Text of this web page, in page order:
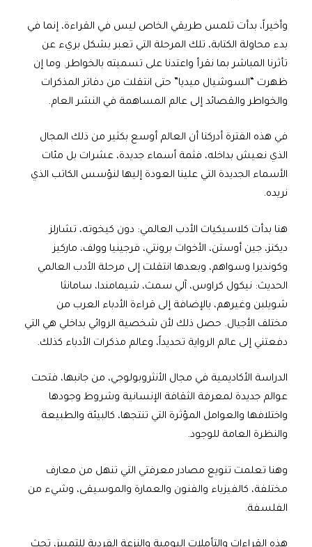
وأخيراً، بدأت تلمس طريقي الخاص ليس في القراءة، إنما في
بدء محاولة الكتابة، تلك المرحلة التي تعبر بشكل بريء عن
تأثرنا المباشر بما نقرأ واعتدنا على تسميته بالخواطر. وما إن
ظهرت “السوشيال ميديا” حتى انتقلت من دفاتر المذكرات
والخواطر والقصائد إلى عالم المساهمة في النشر العام.
في هذه الفترة أدركنا أن العالم أوسع بكثير من ذلك المجال
الذي نعيش بداخله، فثمة أسماء جديدة، عشرات بل مئات
الأسماء الجديدة التي علينا العودة إليها لنؤسس الكاتب الذي
نريده.
هنا بدأت كلاسيكيات الأدب العالمي: دون كيخوته، تشارلز
ديكنز، جين أوستن، الأخوات برونتي، فرجينيا وولف، ماركيز
وكونديرا وسواهم، وبعدها انتقلت إلى مرحلة الأدب العالمي
الحديث: نيكول كراوس، آلي سمث، شيمامندا، سامانثا
شويلبن وغيرهم، بالإضافة إلى قراءة الأدباء العرب من
مختلف الأجيال. حصل ذلك لأن شخصية الروائي بداخلي هي التي
دفعتني إلى عالم الرواية تحديداً، وعالم مذكرات الأدباء كذلك.
الدراسة الأكاديمية في مجال الأنثروبولوجي، من جانبها، فتحت
عوالم جديدة لمعرفة الثقافة الإنسانية وشروط وجودها
واختلافها والعوامل المؤثرة التي تنتجها، كالبيئة والطبيعة
والنظرة العامة للوجود.
وهنا تعلمت تنويع مصادر معرفتي التي تنهل من معارف
مختلفة، كالفيزياء والفنون والعمارة والموسيقى، وشيء من
الفلسفة.